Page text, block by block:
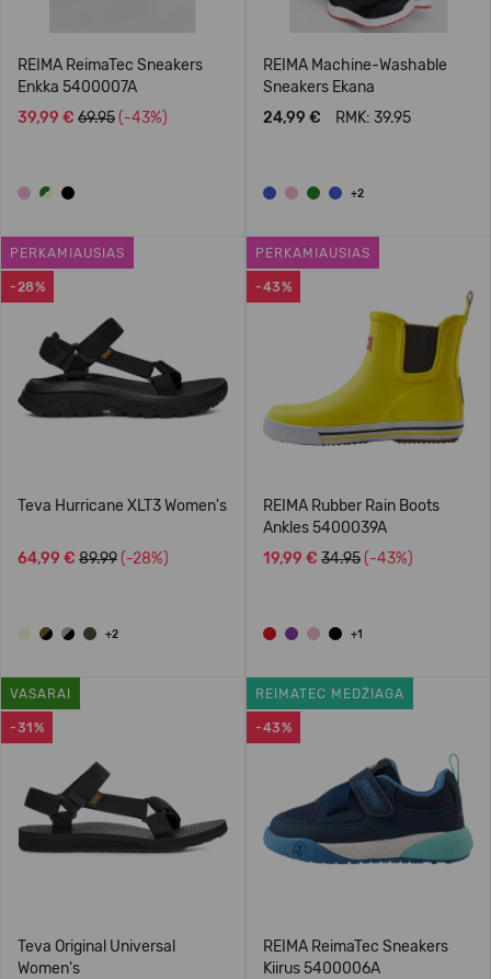
REIMA ReimaTec Sneakers
Enkka 5400007A
39,99 € 69.95 (-43%)
REIMA Machine-Washable
Sneakers Ekana
24,99 €
RMK: 39.95
+2
-28%
PERKAMIAUSIAS
Teva Hurricane XLT3 Women's
64,99 € 89.99 (-28%)
+2
-43%
PERKAMIAUSIAS
REIMA Rubber Rain Boots
Ankles 5400039A
19,99 € 34.95 (-43%)
+1
-31%
VASARAI
Teva Original Universal
Women's
-43%
REIMATEC MEDŽIAGA
REIMA ReimaTec Sneakers
Kiirus 5400006A